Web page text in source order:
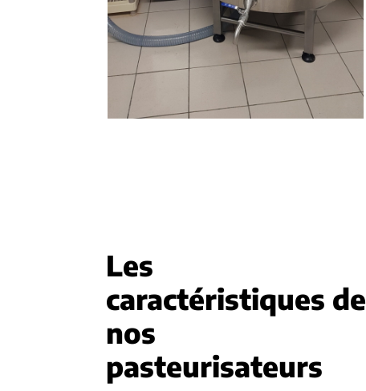
Les
caractéristiques de
nos
pasteurisateurs